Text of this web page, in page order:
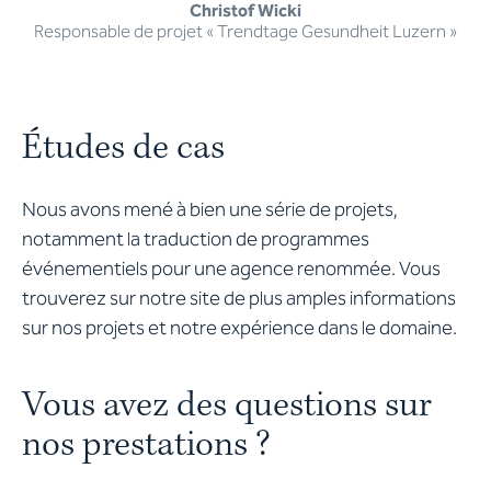
Christof Wicki
Responsable de projet « Trendtage Gesundheit Luzern »
Études de cas
Nous avons mené à bien une série de projets,
notamment la traduction de programmes
événementiels pour une agence renommée. Vous
trouverez sur notre site de plus amples informations
sur nos projets et notre expérience dans le domaine.
Vous avez des questions sur
nos prestations ?